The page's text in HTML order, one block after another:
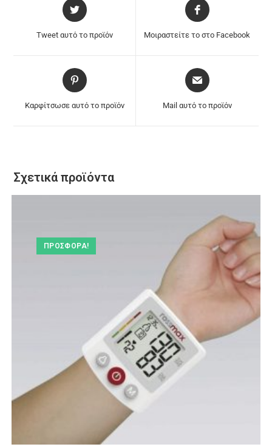
Tweet αυτό το προϊόν Μοιραστείτε το στο Facebook
Καρφίτσωσε αυτό το προϊόν Mail αυτό το προϊόν
Σχετικά προϊόντα
ΠΡΟΣΦΟΡΆ!